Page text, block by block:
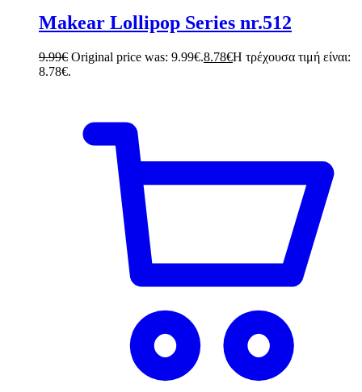
Makear Lollipop Series nr.512
9.99€ Original price was: 9.99€.8.78€Η τρέχουσα τιμή είναι:
8.78€.